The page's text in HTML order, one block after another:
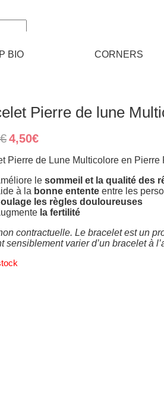
BIO CORNERS
Pierre de lune
€ Original
price
was:
4,50€Current
is:
Pierre de Lune Multicolore en Pierre
le sommeil et la qualité des
à la bonne entente entre les
les règles douloureuses
la fertilité
contractuelle. Le bracelet est un
sensiblement varier d’un bracelet à